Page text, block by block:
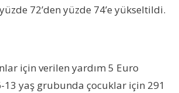
72’den yüzde 74’e yükseltildi.
için verilen yardım 5 Euro
13 yaş grubunda çocuklar için 291